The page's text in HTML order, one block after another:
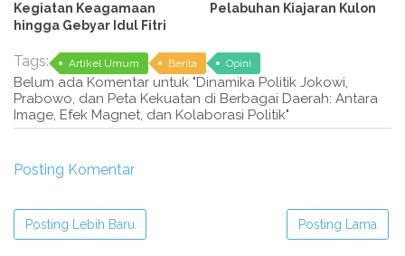
Kegiatan Keagamaan
hingga Gebyar Idul Fitri
Pelabuhan Kiajaran Kulon
Tags: Artikel Umum Berita Opini
Belum ada Komentar untuk "Dinamika Politik Jokowi,
Prabowo, dan Peta Kekuatan di Berbagai Daerah: Antara
Image, Efek Magnet, dan Kolaborasi Politik"
Posting Komentar
Posting Lebih Baru Posting Lama